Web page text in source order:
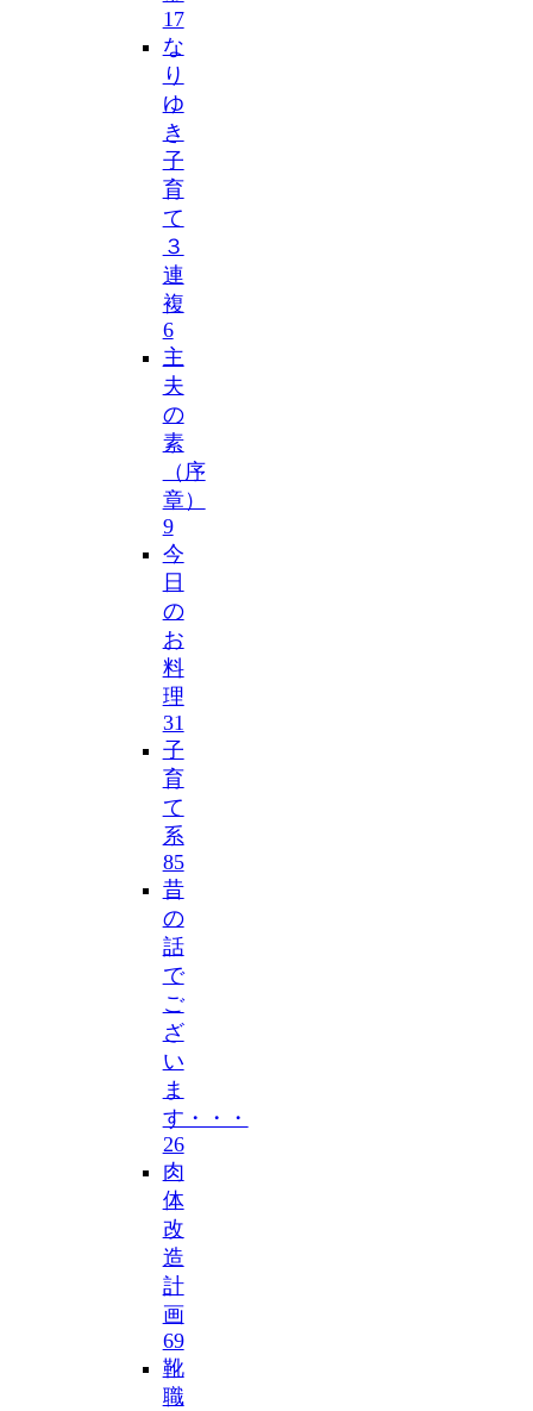
17
な
り
ゆ
き
子
育
て
３
連
複
6
主
夫
の
素
（序
章）
9
今
日
の
お
料
理
31
子
育
て
系
85
昔
の
話
で
ご
ざ
い
ま
す・・・
26
肉
体
改
造
計
画
69
靴
職